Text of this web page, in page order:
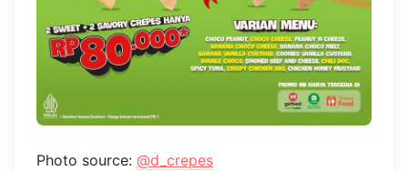
Photo source: @d_crepes